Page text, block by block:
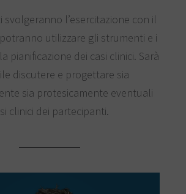
svolgeranno l’esercitazione con il
utilizzare gli strumenti e i
pianificazione dei casi clinici. Sarà
discutere e progettare sia
sia protesicamente eventuali
clinici dei partecipanti.